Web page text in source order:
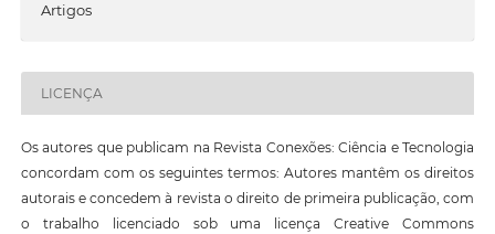
Artigos
LICENÇA
Os autores que publicam na Revista Conexões: Ciência e Tecnologia
concordam com os seguintes termos: Autores mantêm os direitos
autorais e concedem à revista o direito de primeira publicação, com
o trabalho licenciado sob uma licença Creative Commons